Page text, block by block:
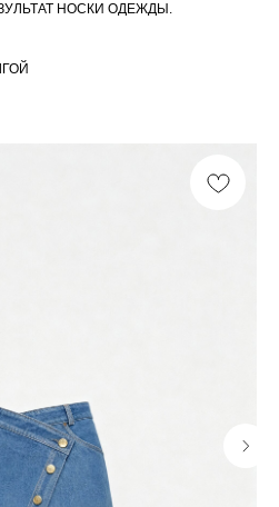
НОСКИ ОДЕЖДЫ.